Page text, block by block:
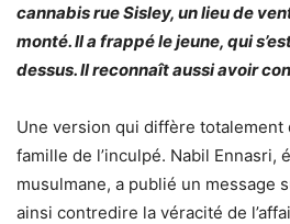
cannabis rue Sisley, un lieu de
monté. Il a frappé le jeune, qui
dessus. Il reconnaît aussi avoir
Une version qui diffère
famille de l’inculpé. Nabil Ennasri,
musulmane, a publié un message
ainsi contredire la véracité de